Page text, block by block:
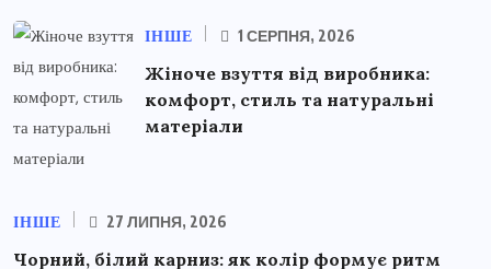
ІНШЕ 1 СЕРПНЯ, 2026
Жіноче взуття від виробника:
комфорт, стиль та натуральні
матеріали
ІНШЕ 27 ЛИПНЯ, 2026
Чорний, білий карниз: як колір формує ритм